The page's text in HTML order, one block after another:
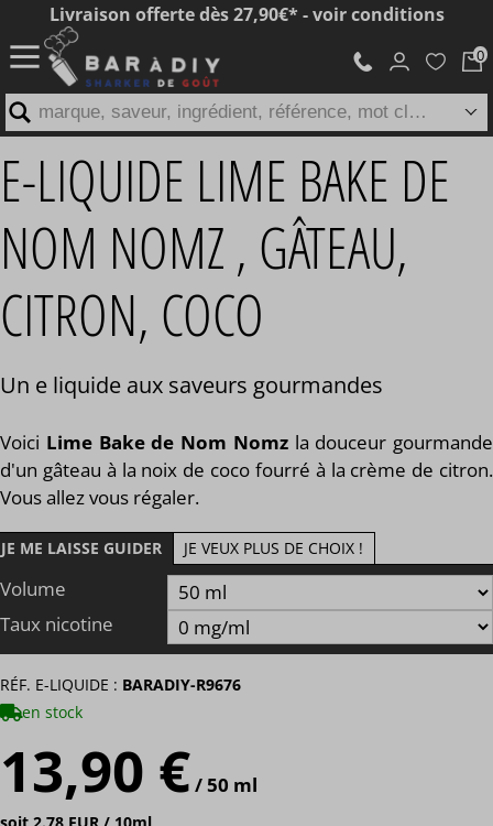
E-LIQUIDE LIME BAKE DE
NOM NOMZ , GÂTEAU,
CITRON, COCO
Un e liquide aux saveurs gourmandes
Voici Lime Bake de Nom Nomzla douceur gourmande
d'un gâteau à la noix de coco fourré à la crème de citron.
Vous allez vous régaler.
JE ME LAISSE GUIDER JE VEUX PLUS DE CHOIX !
Volume
Taux nicotine
RÉF. E-LIQUIDE : BARADIY-R9676
en stock
13,90 €/ 50 ml
Livraison offerte dès 27,90€* - voir conditions
marque, saveur, ingrédient, référence, mot clé...